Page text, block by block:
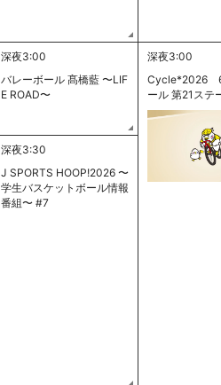
深夜3:00
バレーボール 髙橋藍 〜LIF
E ROAD〜
深夜3:00
Cycle*2026
ール 第21ステ
深夜3:30
J SPORTS HOOP!2026 〜
学生バスケットボール情報
番組〜 #7